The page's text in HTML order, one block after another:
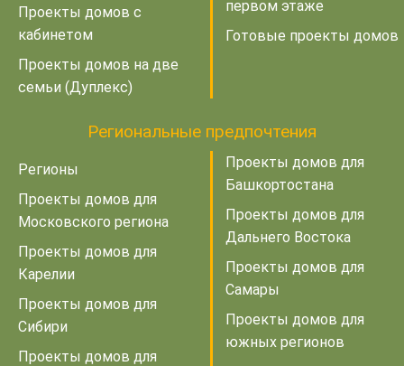
Проекты домов с
кабинетом
Проекты домов на две
семьи (Дуплекс)
первом этаже
Готовые проекты домов
Региональные предпочтения
Регионы
Проекты домов для
Московского региона
Проекты домов для
Карелии
Проекты домов для
Сибири
Проекты домов для
Проекты домов для
Башкортостана
Проекты домов для
Дальнего Востока
Проекты домов для
Самары
Проекты домов для
южных регионов